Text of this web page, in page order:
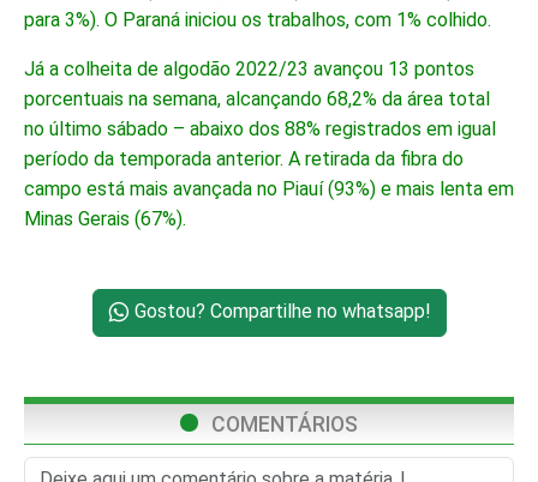
para 3%). O Paraná iniciou os trabalhos, com 1% colhido.
Já a colheita de algodão 2022/23 avançou 13 pontos
porcentuais na semana, alcançando 68,2% da área total
no último sábado – abaixo dos 88% registrados em igual
período da temporada anterior. A retirada da fibra do
campo está mais avançada no Piauí (93%) e mais lenta em
Minas Gerais (67%).
Gostou? Compartilhe no whatsapp!
COMENTÁRIOS